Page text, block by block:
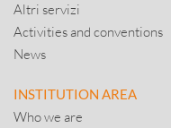
Altri servizi
Activities and conventions
News
INSTITUTION AREA
Who we are